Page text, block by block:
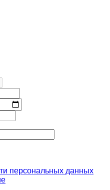
персональных данных